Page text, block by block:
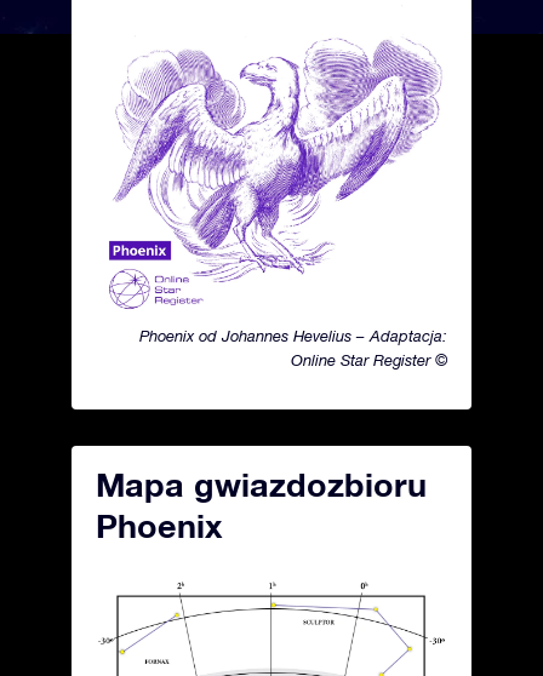
Phoenix od Johannes Hevelius – Adaptacja:
Online Star Register ©
Mapa gwiazdozbioru
Phoenix